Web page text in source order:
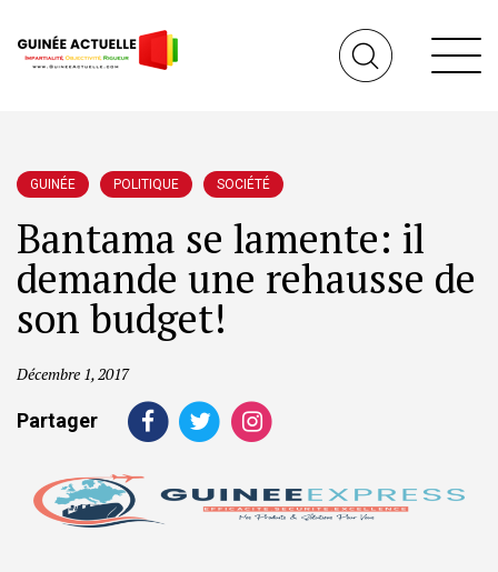
GUINÉE POLITIQUE SOCIÉTÉ
Bantama se lamente: il
demande une rehausse de
son budget!
Décembre 1, 2017
Partager